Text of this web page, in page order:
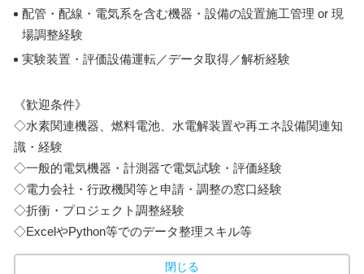
配管・配線・電気系を含む機器・設備の設置施工管理 or 現
場調整経験
実験装置・評価設備運転／データ取得／解析経験
《歓迎条件》
◇水素関連機器、燃料電池、水電解装置や再エネ設備関連知
識・経験
◇一般的電気機器・計測器で電気試験・評価経験
◇電力会社・行政機関等と申請・調整の窓口経験
◇折衝・プロジェクト調整経験
◇ExcelやPython等でのデータ整理スキル等
閉じる